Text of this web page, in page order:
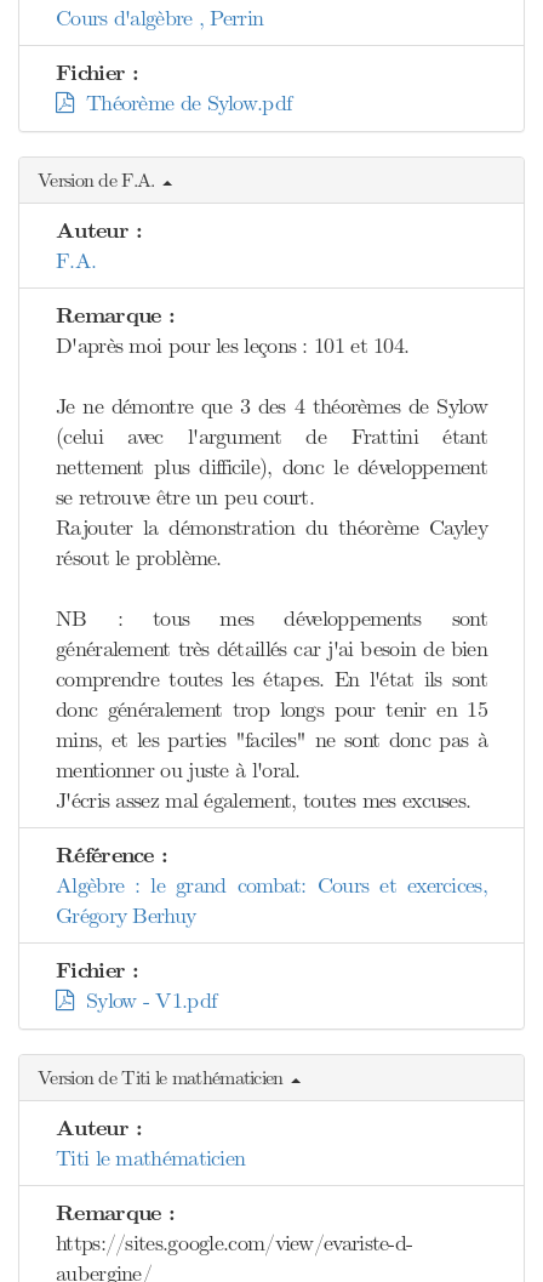
Cours d'algèbre , Perrin
Fichier :
Théorème de Sylow.pdf
Version de F.A.
Auteur :
F.A.
Remarque :
D'après moi pour les leçons : 101 et 104.
Je ne démontre que 3 des 4 théorèmes de Sylow
(celui avec l'argument de Frattini étant
nettement plus difficile), donc le développement
se retrouve être un peu court.
Rajouter la démonstration du théorème Cayley
résout le problème.
NB : tous mes développements sont
généralement très détaillés car j'ai besoin de bien
comprendre toutes les étapes. En l'état ils sont
donc généralement trop longs pour tenir en 15
mins, et les parties "faciles" ne sont donc pas à
mentionner ou juste à l'oral.
J'écris assez mal également, toutes mes excuses.
Référence :
Algèbre : le grand combat: Cours et exercices,
Grégory Berhuy
Fichier :
Sylow - V1.pdf
Version de Titi le mathématicien
Auteur :
Titi le mathématicien
Remarque :
https://sites.google.com/view/evariste-d-
aubergine/